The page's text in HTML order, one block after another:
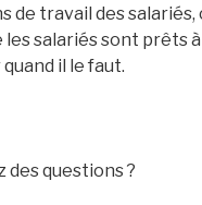
de travail des salariés,
les salariés sont prêts
il le faut.
des questions ?